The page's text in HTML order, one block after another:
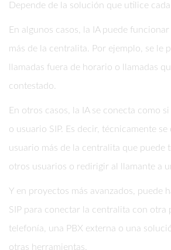
Depende de la solución que utilice
En algunos casos, la IA puede
más de la centralita. Por ejemplo, se le
llamadas fuera de horario o llamadas
contestado.
En otros casos, la IA se conecta como
o usuario SIP. Es decir, técnicamente
usuario más de la centralita que puede
otros usuarios o redirigir al llamante a
Y en proyectos más avanzados, puede
SIP para conectar la centralita con otra
telefonía, una PBX externa o una
otras herramientas.